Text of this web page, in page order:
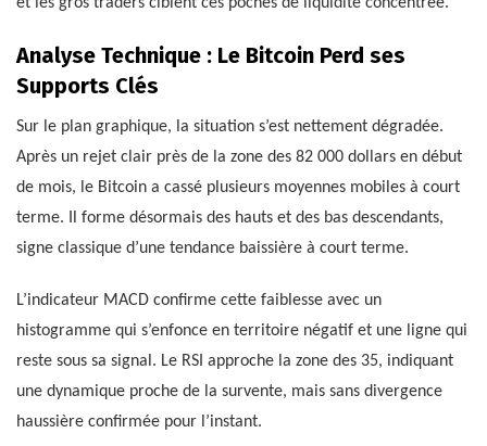
Analyse Technique : Le Bitcoin Perd ses
Supports Clés
Sur le plan graphique, la situation s’est nettement dégradée.
Après un rejet clair près de la zone des 82 000 dollars en début
de mois, le Bitcoin a cassé plusieurs moyennes mobiles à court
terme. Il forme désormais des hauts et des bas descendants,
signe classique d’une tendance baissière à court terme.
L’indicateur MACD confirme cette faiblesse avec un
histogramme qui s’enfonce en territoire négatif et une ligne qui
reste sous sa signal. Le RSI approche la zone des 35, indiquant
une dynamique proche de la survente, mais sans divergence
haussière confirmée pour l’instant.